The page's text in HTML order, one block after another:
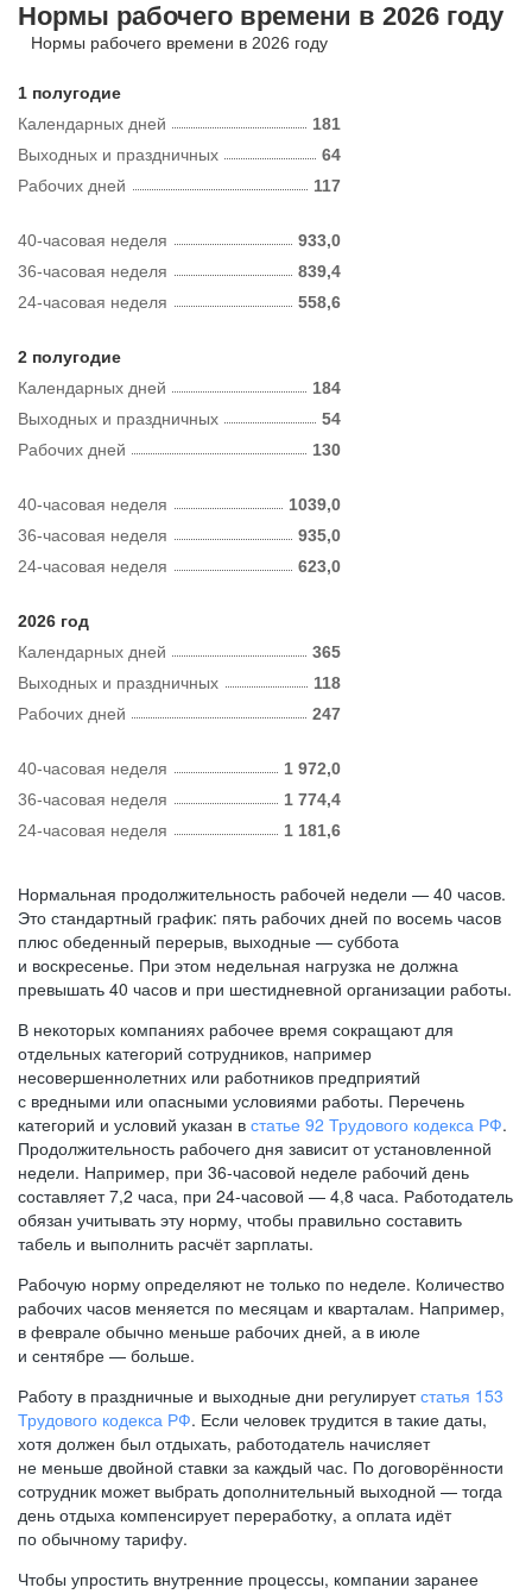
Нормы рабочего времени в 2026 году
Нормы рабочего времени в 2026 году
1 полугодие
Календарных дней
181
Рабочих дней 117
Выходных и праздничных 64
40-часовая неделя
933,0
36-часовая неделя
839,4
24-часовая неделя
558,6
2 полугодие
Календарных дней
184
Рабочих дней 130
Выходных и праздничных 54
40-часовая неделя
1039,0
36-часовая неделя
935,0
24-часовая неделя
623,0
2026 год
Календарных дней
365
Рабочих дней 247
Выходных и праздничных 118
40-часовая неделя
1 972,0
36-часовая неделя
1 774,4
24-часовая неделя
1 181,6
Нормальная продолжительность рабочей недели — 40 часов.
Это стандартный график: пять рабочих дней по восемь часов
плюс обеденный перерыв, выходные — суббота
и воскресенье. При этом недельная нагрузка не должна
превышать 40 часов и при шестидневной организации работы.
В некоторых компаниях рабочее время сокращают для
отдельных категорий сотрудников, например
несовершеннолетних или работников предприятий
с вредными или опасными условиями работы. Перечень
категорий и условий указан в статье 92 Трудового кодекса РФ.
Продолжительность рабочего дня зависит от установленной
недели. Например, при 36-часовой неделе рабочий день
составляет 7,2 часа, при 24-часовой — 4,8 часа. Работодатель
обязан учитывать эту норму, чтобы правильно составить
табель и выполнить расчёт зарплаты.
Рабочую норму определяют не только по неделе. Количество
рабочих часов меняется по месяцам и кварталам. Например,
в феврале обычно меньше рабочих дней, а в июле
и сентябре — больше.
Работу в праздничные и выходные дни регулируетстатья 153
Трудового кодекса РФ. Если человек трудится в такие даты,
хотя должен был отдыхать, работодатель начисляет
не меньше двойной ставки за каждый час. По договорённости
сотрудник может выбрать дополнительный выходной — тогда
день отдыха компенсирует переработку, а оплата идёт
по обычному тарифу.
Чтобы упростить внутренние процессы, компании заранее